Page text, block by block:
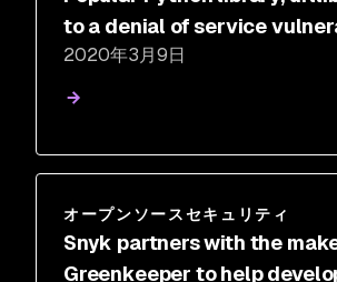
to a denial of service
2020年3月9日
オープンソースセキュリティ
Snyk partners with the
Greenkeeper to help